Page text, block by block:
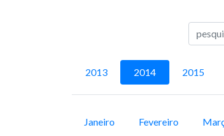
2013 2014 2015
Janeiro Fevereiro